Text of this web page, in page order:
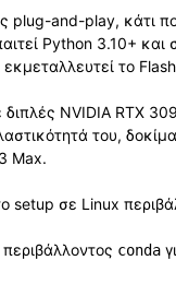
plug-and-play, κάτι
Python 3.10+
το
NVIDIA RTX
του,
Max.
setup σε Linux
conda